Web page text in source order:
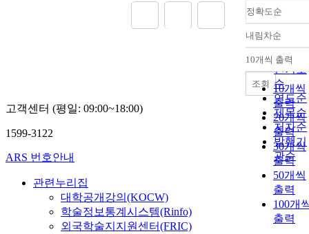
정확도순
정확도
순
인기도
순
연도순
제목순
저자순
발행기
관순
내림차순
내림
10개씩 출력
10개씩
출력
20개씩
출력
30개씩
출력
50개씩
출력
100개
출력
조회
고객센터 (평일: 09:00~18:00)
1599-3122
ARS 번호안내
관련누리집
대학공개강의(KOCW)
학술정보통계시스템(Rinfo)
외국학술지지원센터(FRIC)